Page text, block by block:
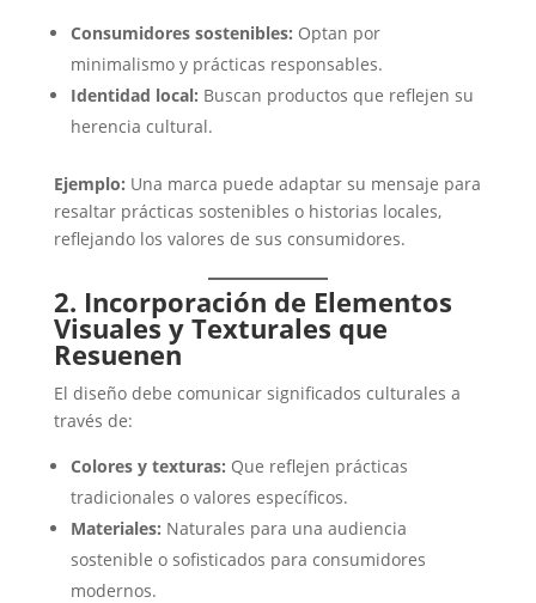
Consumidores sostenibles: Optan por
minimalismo y prácticas responsables.
Identidad local: Buscan productos que reflejen su
herencia cultural.
Ejemplo: Una marca puede adaptar su mensaje para
resaltar prácticas sostenibles o historias locales,
reflejando los valores de sus consumidores.
2. Incorporación de Elementos
Visuales y Texturales que
Resuenen
El diseño debe comunicar significados culturales a
través de:
Colores y texturas: Que reflejen prácticas
tradicionales o valores específicos.
Materiales: Naturales para una audiencia
sostenible o sofisticados para consumidores
modernos.